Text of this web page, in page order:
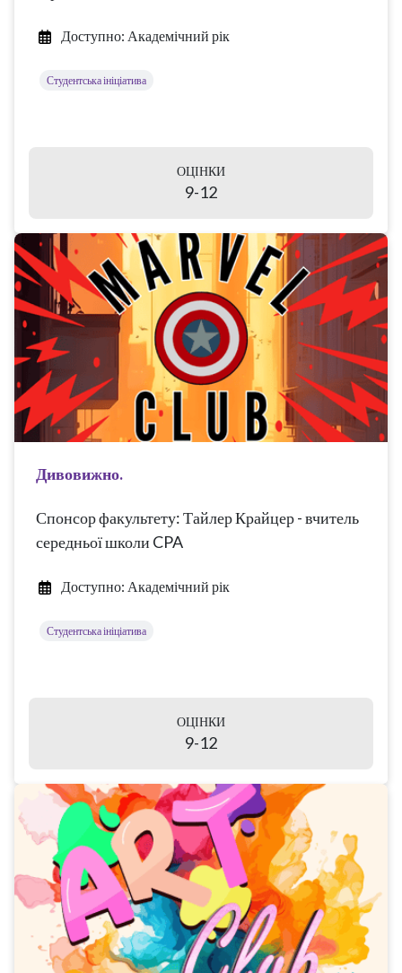
Доступно: Академічний рік
Студентська ініціатива
ОЦІНКИ
9-12
Дивовижно.
Спонсор факультету: Тайлер Крайцер - вчитель
середньої школи CPA
Доступно: Академічний рік
Студентська ініціатива
ОЦІНКИ
9-12